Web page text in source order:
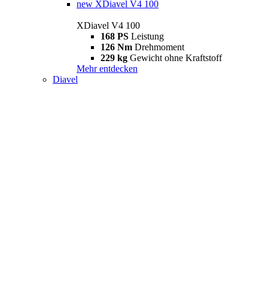
new XDiavel V4 100
XDiavel V4 100
168 PS Leistung
126 Nm Drehmoment
229 kg Gewicht ohne Kraftstoff
Mehr entdecken
Diavel